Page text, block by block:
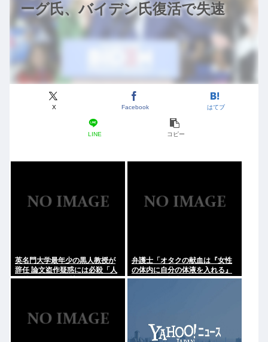
ーグ氏、バイデン氏復活で失速
X Facebook はてブ
LINE コピー
英名門大学最年少の黒人教授が
辞任 論文盗作疑惑には必殺「人
種差別ガー」で反撃
弁護士「オタクの献血は『女性
の体内に自分の体液を入れる』
のが目的。場合によっては不同